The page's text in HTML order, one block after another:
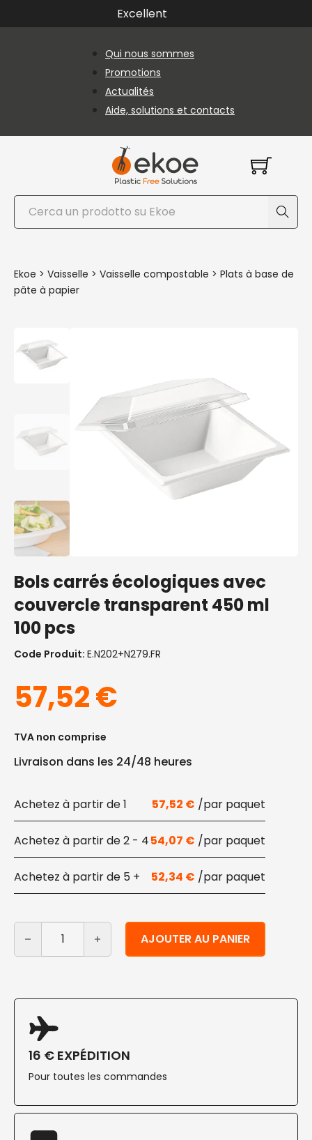
Passer au contenu principal
Passer au pied de page
Excellent
Qui nous sommes
Promotions
Actualités
Aide, solutions et contacts
Rechercher
Ekoe > Vaisselle > Vaisselle compostable > Plats à base de
pâte à papier
Bols carrés écologiques avec
couvercle transparent 450 ml
100 pcs
Code Produit: E.N202+n279.FR
57,52€
TVA non comprise
Livraison dans les 24/48 heures
1 57,52 €
2 - 454,07 €
5 + 52,34 €
quantité de Bols carrés écologiques avec couvercle
AJOUTER AU PANIER
Alternative:
16 € EXPÉDITION
Pour toutes les commandes